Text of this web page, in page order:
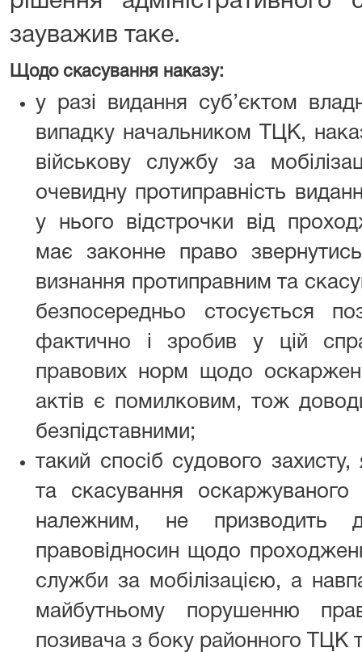
зауважив таке.
Щодо скасування наказу:
у разі видання суб’єктом
випадку начальником ТЦК,
військову службу за
очевидну протиправність
у нього відстрочки від
має законне право
визнання протиправним та
безпосередньо стосується
фактично і зробив у цій
правових норм щодо
актів є помилковим, тож
безпідставними;
такий спосіб судового
та скасування
належним, не призводить
правовідносин щодо
служби за мобілізацією, а
майбутньому порушенню
позивача з боку районного ТЦК